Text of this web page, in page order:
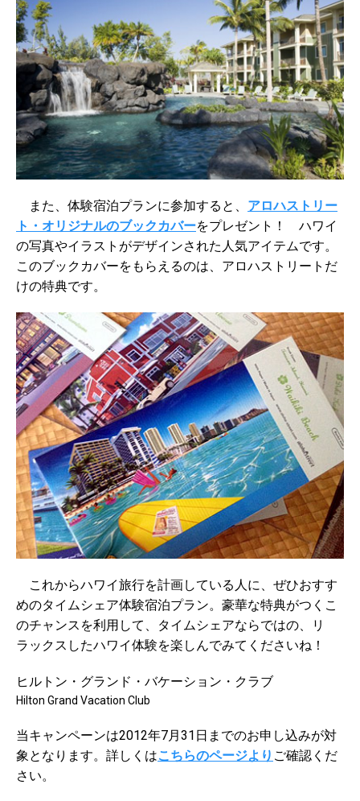
また、体験宿泊プランに参加すると、 アロハストリー
ト・オリジナルのブックカバーをプレゼント！ ハワイ
の写真やイラストがデザインされた人気アイテムです。
このブックカバーをもらえるのは、アロハストリートだ
けの特典です。
これからハワイ旅行を計画している人に、ぜひおすす
めのタイムシェア体験宿泊プラン。豪華な特典がつくこ
のチャンスを利用して、タイムシェアならではの、リ
ラックスしたハワイ体験を楽しんでみてくださいね！
ヒルトン・グランド・バケーション・クラブ
Hilton Grand Vacation Club
当キャンペーンは2012年7月31日までのお申し込みが対
象となります。詳しくはこちらのページより ご確認くだ
さい。